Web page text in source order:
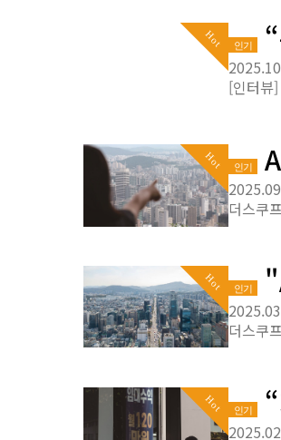
Hot 인기
Hot 인기
Hot 인기
Hot 인기